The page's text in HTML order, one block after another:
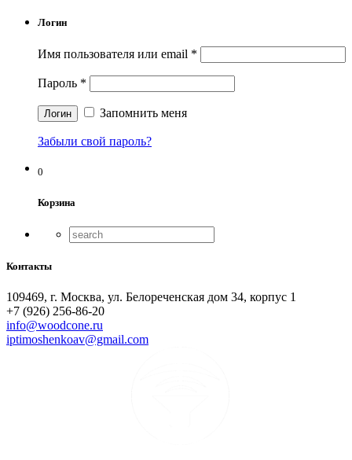
Логин
Имя пользователя или email *
Пароль *
Запомнить меня
Забыли свой пароль?
0
Корзина
Контакты
109469, г. Москва, ул. Белореченская дом 34, корпус 1
+7 (926) 256-86-20
info@woodcone.ru
iptimoshenkoav@gmail.com